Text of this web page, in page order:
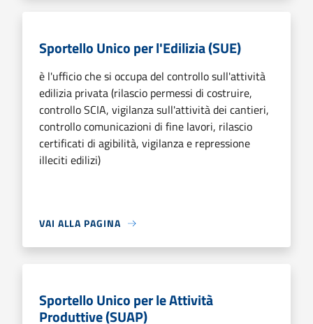
Sportello Unico per l'Edilizia (SUE)
è l'ufficio che si occupa del controllo sull'attività
edilizia privata (rilascio permessi di costruire,
controllo SCIA, vigilanza sull'attività dei cantieri,
controllo comunicazioni di fine lavori, rilascio
certificati di agibilità, vigilanza e repressione
illeciti edilizi)
VAI ALLA PAGINA
Sportello Unico per le Attività
Produttive (SUAP)